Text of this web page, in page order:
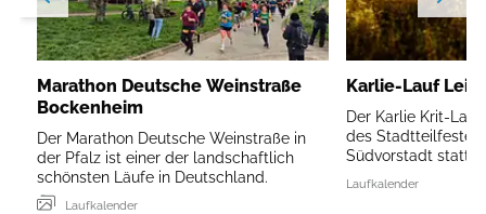
Marathon Deutsche Weinstraße
Bockenheim
Der Marathon Deutsche Weinstraße in
der Pfalz ist einer der landschaftlich
schönsten Läufe in Deutschland.
Laufkalender
Karlie-Lauf
Der Karlie Krit-
des Stadtteilfestes
Südvorstadt statt.
Laufkalender